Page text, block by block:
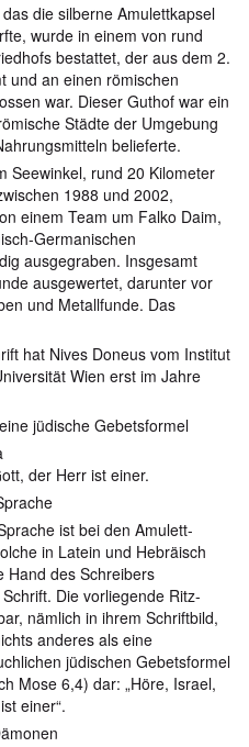
die silberne Amulettkapsel
wurde in einem von rund
bestattet, der aus dem 2.
und an einen römischen
war. Dieser Guthof war ein
Städte der Umgebung
belieferte.
Seewinkel, rund 20 Kilometer
1988 und 2002,
einem Team um Falko Daim,
Germanischen
ausgegraben. Insgesamt
ausgewertet, darunter vor
und Metallfunde. Das
hat Nives Doneus vom Institut
Wien erst im Jahre
jüdische Gebetsformel
der Herr ist einer.
ist bei den Amulett-
in Latein und Hebräisch
Hand des Schreibers
Die vorliegende Ritz-
nämlich in ihrem Schriftbild,
anderes als eine
jüdischen Gebetsformel
Mose 6,4) dar: „Höre, Israel,
einer“.